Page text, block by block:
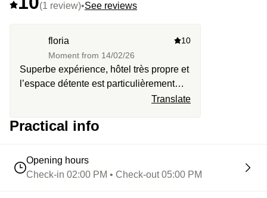
(1 review)•See reviews
floria
Moment from 14/02/26
10
Superbe expérience, hôtel très propre et
l’espace détente est particulièrement
expérience en duo.
Translate
Practical info
Opening hours
Check-in 02:00 PM • Check-out 05:00 PM